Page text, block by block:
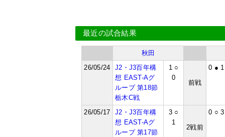
最近の試合結果
秋田
26/05/24
J2・J3百年構
想 EAST-Aグ
ループ 第18節
栃木C戦
1 ○
0
前戦
0 ● 1
26/05/17
J2・J3百年構
想 EAST-Aグ
ループ 第17節
3 ○
1
2戦前
0 ○ 3